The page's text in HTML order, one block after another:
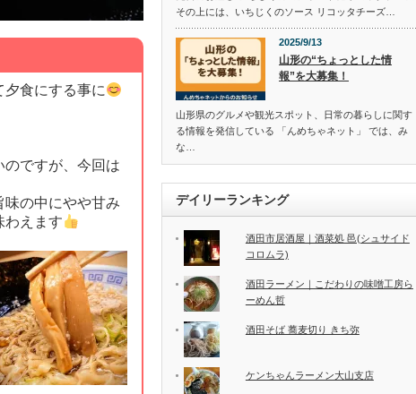
食にする事に
ですが、今回は
の中にやや甘み
わえます
その上には、いちじくのソース リコッタチーズ…
2025/9/13
山形の“ちょっとした情
報”を大募集！
山形県のグルメや観光スポット、日常の暮らしに関す
る情報を発信している 「んめちゃネット」 では、み
な…
デイリーランキング
酒田市居酒屋｜酒菜処 邑(シュサイド
コロムラ)
酒田ラーメン｜こだわりの味噌工房ら
ーめん哲
酒田そば 蕎麦切り きち弥
ケンちゃんラーメン大山支店